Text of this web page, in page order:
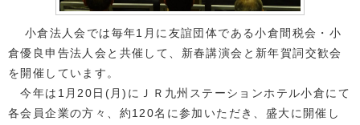
小倉法人会では毎年1月に友誼団体である小倉間税会・小
倉優良申告法人会と共催して、新春講演会と新年賀詞交歓会
を開催しています。
今年は1月20日(月)にＪＲ九州ステーションホテル小倉にて
各会員企業の方々、約120名に参加いただき、盛大に開催し